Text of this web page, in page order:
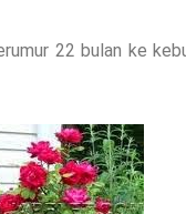
22 bulan ke